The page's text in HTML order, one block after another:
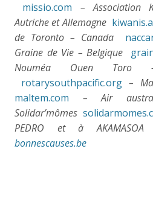
missio.com
– Association
Autriche et Allemagne
de Toronto – Canada
Graine de Vie – Belgique
Nouméa Ouen Toro –
rotarysouthpacific.org –
maltem.com
– Air
Solidar’mômes
PEDRO et à
bonnescauses.be